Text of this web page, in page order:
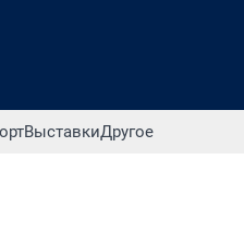
ВыставкиДругое